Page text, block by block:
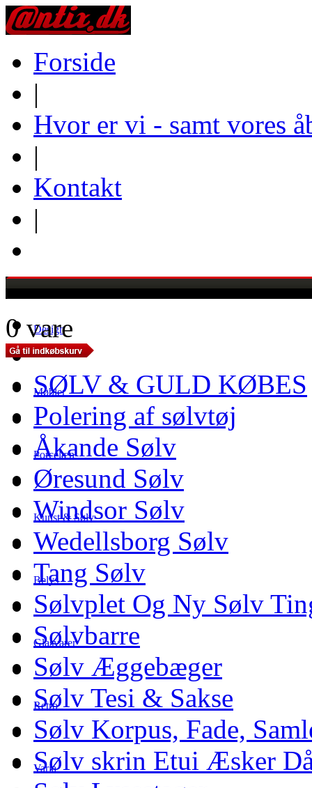
Forside
|
Hvor er vi - samt vores
|
Kontakt
|
Design
Møbler
Porcelæn
Kunst & Sølv
Belys
Glasvarer
Retro
Varia
0 vare
SØLV & GULD KØBES
Polering af sølvtøj
Åkande Sølv
Øresund Sølv
Windsor Sølv
Wedellsborg Sølv
Tang Sølv
Sølvplet Og Ny Sølv
Sølvbarre
Sølv Æggebæger
Sølv Tesi & Sakse
Sølv Korpus, Fade,
Sølv skrin Etui Æsker